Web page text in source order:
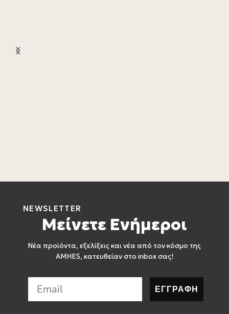
NEWSLETTER
Μείνετε Ενήμεροι
Νέα προϊόντα, εξελίξεις και νέα από τον κόσμο της
AMHES, κατευθείαν στο inbox σας!
ΕΓΓΡΑΦΗ